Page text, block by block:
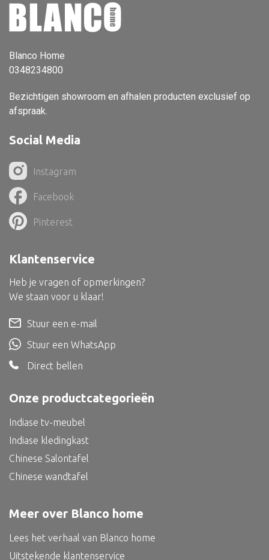
Tafellamp
Wandlamp
Alle deco
Vaas
Kandelaar
Object
Pilaar
Pot
Dienblad
Mand
Roomdevider
Deco overig
Alle textiel
Kussen
Alle bouwmateriaal
Blanco Home
0348234800
Bezichtigen showroom en afhalen producten exclusief op
afspraak.
Social Media
Instagram
Facebook
Pinterest
Onze productcategorieën
Indiase tv-meubel
Indiase kledingkast
Chinese Salontafel
Chinese wandtafel
Meer over Blanco home
Lees het verhaal van Blanco home
Uitstekende klantenservice
Klantenservice
Heb je vragen of opmerkingen?
We staan voor u klaar!
Stuur een e-mail
Stuur een WhatsApp
Direct bellen